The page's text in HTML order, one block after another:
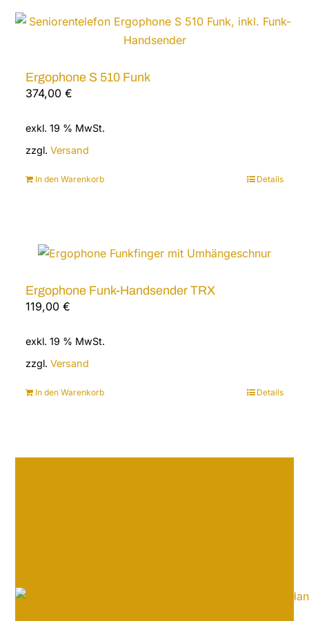
Ergophone S 510 Funk
374,00€
exkl. 19 % MwSt.
zzgl.Versand
In den Warenkorb Details
Ergophone Funk-Handsender TRX
119,00€
exkl. 19 % MwSt.
zzgl.Versand
In den Warenkorb Details